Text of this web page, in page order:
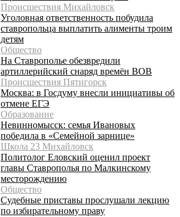
Происшествия Михайловск
Уголовная ответственность побудила
ставропольца выплатить алименты троим
детям
Общество
На Ставрополье обезвредили
артиллерийский снаряд времён ВОВ
Происшествия Пятигорск
Москва: в Госдуму внесли инициативы об
отмене ЕГЭ
Образование
Невинномысск: семья Ивановых
победила в «Семейной зарнице»
Школа 23 Михайловск
Политолог Еловский оценил проект
главы Ставрополья по Малкинскому
месторождению
Общество
Судебные приставы прослушали лекцию
по избирательному праву